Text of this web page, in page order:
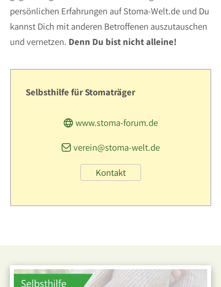
persönlichen Erfahrungen auf Stoma-Welt.de und Du
kannst Dich mit anderen Betroffenen auszutauschen
und vernetzen. Denn Du bist nicht alleine!
Selbsthilfe für Stomaträger
www.stoma-forum.de
verein@stoma-welt.de
Kontakt